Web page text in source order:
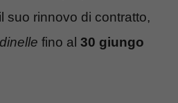
suo rinnovo di contratto,
fino al 30 giungo